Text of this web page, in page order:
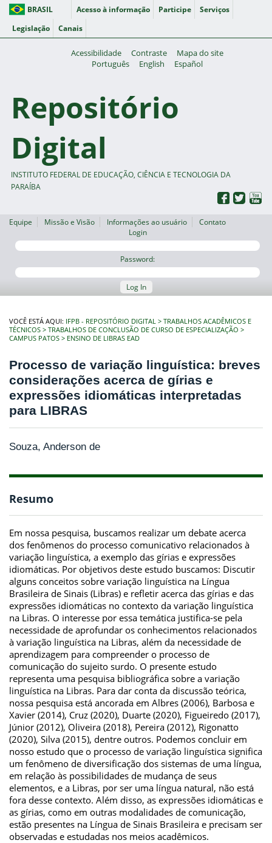
BRASIL Acesso à informação Participe
Serviços
Legislação
Canais
Acessibilidade Contraste
Mapa do site
Português
English Español
Repositório
Digital
INSTITUTO FEDERAL DE EDUCAÇÃO, CIÊNCIA E TECNOLOGIA DA
PARAÍBA
Equipe Missão e Visão Informações ao usuário
Contato
Login
Password:
Log In
VOCÊ ESTÁ AQUI: IFPB - REPOSITÓRIO DIGITAL
TRABALHOS ACADÊMICOS E
TÉCNICOS
TRABALHOS DE CONCLUSÃO DE CURSO DE ESPECIALIZAÇÃO
CAMPUS PATOS
ENSINO DE LIBRAS EAD
Processo de variação linguística: breves
considerações acerca de gírias e
expressões idiomáticas interpretadas
para LIBRAS
Souza, Anderson de
Resumo
Em nossa pesquisa, buscamos realizar um debate acerca
dos fenômenos do processo comunicativo relacionados à
variação linguística, a exemplo das gírias e expressões
idiomáticas. Por objetivos deste estudo buscamos: Discutir
alguns conceitos sobre variação linguística na Língua
Brasileira de Sinais (Libras) e refletir acerca das gírias e das
expressões idiomáticas no contexto da variação linguística
na Libras. O interesse por essa temática justifica-se pela
necessidade de aprofundar os conhecimentos relacionados
à variação linguística na Libras, além da necessidade de
aprendizagem para compreender o processo de
comunicação do sujeito surdo. O presente estudo
representa uma pesquisa bibliográfica sobre a variação
linguística na Libras. Para dar conta da discussão teórica,
nossa pesquisa está ancorada em Albres (2006), Barbosa e
Xavier (2014), Cruz (2020), Duarte (2020), Figueiredo (2017),
Júnior (2012), Oliveira (2018), Pereira (2012), Rigonatto
(2020), Silva (2015), dentre outros. Podemos concluir em
nosso estudo que o processo de variação linguística significa
um fenômeno de diversificação dos sistemas de uma língua,
em relação às possibilidades de mudança de seus
elementos, e a Libras, por ser uma língua natural, não está
fora desse contexto. Além disso, as expressões idiomáticas e
as gírias, como em outras modalidades de comunicação,
estão presentes na Língua de Sinais Brasileira e precisam ser
observadas e estudadas nos meios acadêmicos.